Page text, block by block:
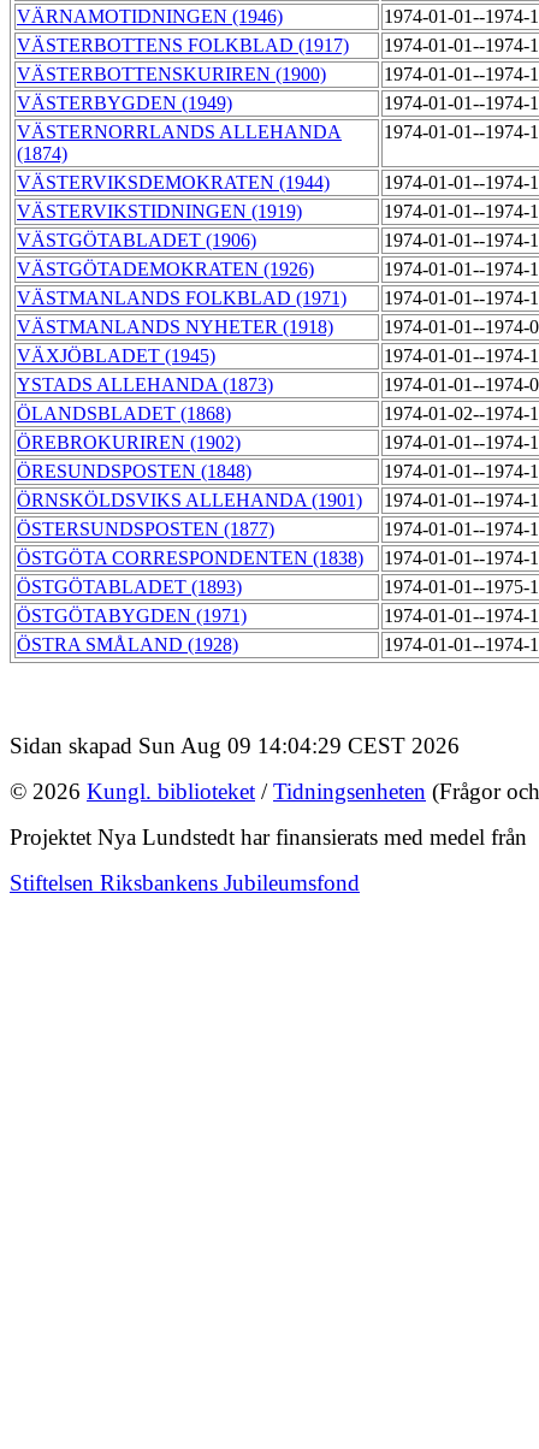
VÄRNAMOTIDNINGEN (1946)
1974-01-01--1974-
VÄSTERBOTTENS FOLKBLAD (1917)
1974-01-01--1974-
VÄSTERBOTTENSKURIREN (1900)
1974-01-01--1974-
VÄSTERBYGDEN (1949)
1974-01-01--1974-
VÄSTERNORRLANDS ALLEHANDA
(1874)
1974-01-01--1974-
VÄSTERVIKSDEMOKRATEN (1944)
1974-01-01--1974-
VÄSTERVIKSTIDNINGEN (1919)
1974-01-01--1974-
VÄSTGÖTABLADET (1906)
1974-01-01--1974-
VÄSTGÖTADEMOKRATEN (1926)
1974-01-01--1974-
VÄSTMANLANDS FOLKBLAD (1971)
1974-01-01--1974-
VÄSTMANLANDS NYHETER (1918)
1974-01-01--1974-
VÄXJÖBLADET (1945)
1974-01-01--1974-
YSTADS ALLEHANDA (1873)
1974-01-01--1974-
ÖLANDSBLADET (1868)
1974-01-02--1974-
ÖREBROKURIREN (1902)
1974-01-01--1974-
ÖRESUNDSPOSTEN (1848)
1974-01-01--1974-
ÖRNSKÖLDSVIKS ALLEHANDA (1901)
1974-01-01--1974-
ÖSTERSUNDSPOSTEN (1877)
1974-01-01--1974-
ÖSTGÖTA CORRESPONDENTEN (1838)
1974-01-01--1974-
ÖSTGÖTABLADET (1893)
1974-01-01--1975-
ÖSTGÖTABYGDEN (1971)
1974-01-01--1974-
ÖSTRA SMÅLAND (1928)
1974-01-01--1974-
Sidan skapad Sun Aug 09 14:04:29 CEST 2026
© 2026 Kungl. biblioteket /Tidningsenheten (Frågor
Projektet Nya Lundstedt har finansierats med medel från
Stiftelsen Riksbankens Jubileumsfond